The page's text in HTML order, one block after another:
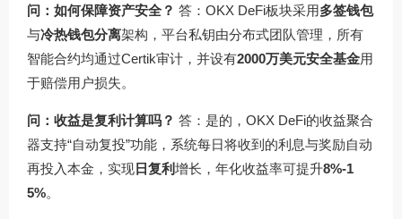
问：如何保障资产安全？ 答：OKX DeFi板块采用多签钱包
与冷热钱包分离架构，平台私钥由分布式团队管理，所有
智能合约均通过Certik审计，并设有2000万美元安全基金用
于赔偿用户损失。
问：收益是复利计算吗？ 答：是的，OKX DeFi的收益聚合
器支持“自动复投”功能，系统每日将收到的利息与奖励自动
再投入本金，实现 日复利增长，年化收益率可提升8%-1
5%。